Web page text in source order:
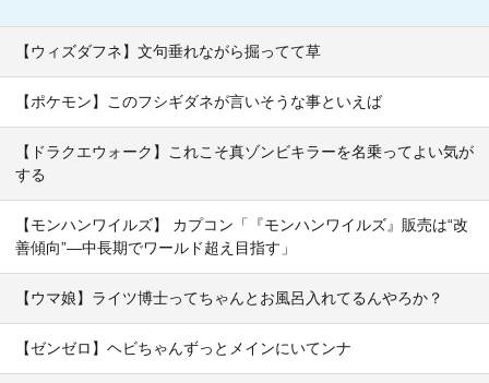
【ウィズダフネ】文句垂れながら掘ってて草
【ポケモン】このフシギダネが言いそうな事といえば
【ドラクエウォーク】これこそ真ゾンビキラーを名乗ってよい気が
する
【モンハンワイルズ】 カプコン「『モンハンワイルズ』販売は“改
善傾向”―中長期でワールド超え目指す」
【ウマ娘】ライツ博士ってちゃんとお風呂入れてるんやろか？
【ゼンゼロ】ヘビちゃんずっとメインにいてンナ